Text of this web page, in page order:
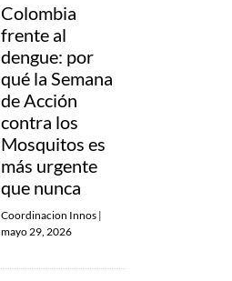
Colombia
frente al
dengue: por
qué la Semana
de Acción
contra los
Mosquitos es
más urgente
que nunca
Coordinacion Innos |
mayo 29, 2026